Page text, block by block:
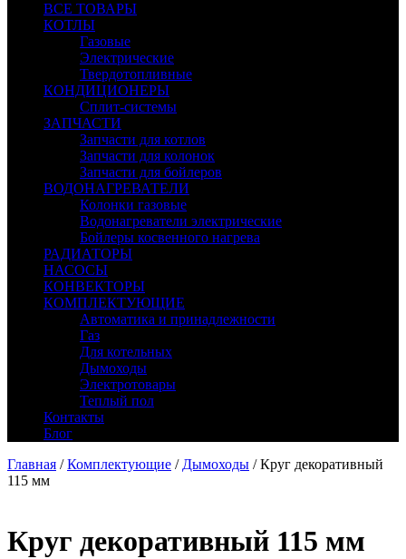
ВСЕ ТОВАРЫ
КОТЛЫ
Газовые
Электрические
Твердотопливные
КОНДИЦИОНЕРЫ
Сплит-системы
ЗАПЧАСТИ
Запчасти для котлов
Запчасти для колонок
Запчасти для бойлеров
ВОДОНАГРЕВАТЕЛИ
Колонки газовые
Водонагреватели электрические
Бойлеры косвенного нагрева
РАДИАТОРЫ
НАСОСЫ
КОНВЕКТОРЫ
КОМПЛЕКТУЮЩИЕ
Автоматика и принадлежности
Газ
Для котельных
Дымоходы
Электротовары
Теплый пол
Контакты
Блог
Главная /Комплектующие / Дымоходы / Круг декоративный
115 мм
Круг декоративный 115 мм